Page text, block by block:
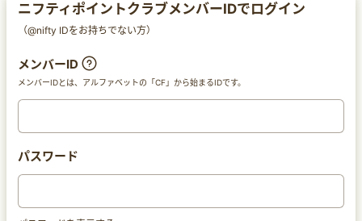
ニフティポイントクラブメンバーIDでログイン
（@nifty IDをお持ちでない方）
メンバーID
メンバーIDとは、アルファベットの「CF」から始まるIDです。
パスワード